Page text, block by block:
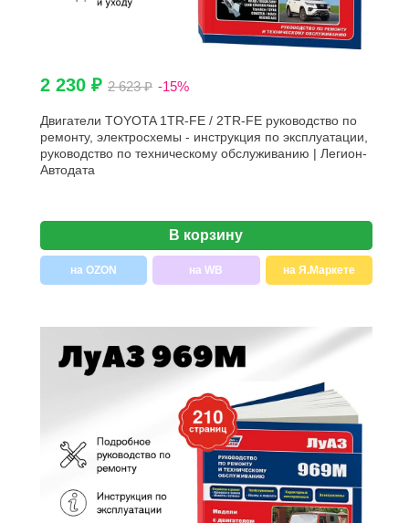
2 230 ₽ 2 623 ₽ -15%
Двигатели TOYOTA 1TR-FE / 2TR-FE руководство по
ремонту, электросхемы - инструкция по эксплуатации,
руководство по техническому обслуживанию | Легион-
Aвтодата
В корзину
на OZON на WB на Я.Маркете